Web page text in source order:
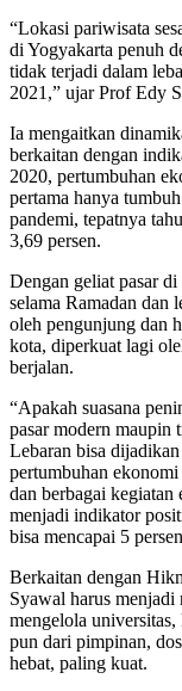
“Lokasi pariwisata
di Yogyakarta penuh
tidak terjadi dalam
2021,” ujar Prof Edy
Ia mengaitkan
berkaitan dengan
2020, pertumbuhan
pertama hanya
pandemi, tepatnya
3,69 persen.
Dengan geliat pasar
selama Ramadan dan
oleh pengunjung dan
kota, diperkuat lagi
berjalan.
“Apakah suasana
pasar modern maupin
Lebaran bisa
pertumbuhan
dan berbagai
menjadi indikator
bisa mencapai 5
Berkaitan dengan
Syawal harus
mengelola
pun dari pimpinan,
hebat, paling kuat.